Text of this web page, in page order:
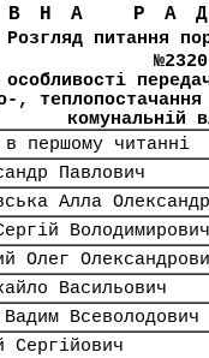
Розгляд питання
№2320
особливості
,
комунальній
першому читанні
Павлович
Алла
Володимирович
Олег
Васильович
Всеволодович
Сергійович